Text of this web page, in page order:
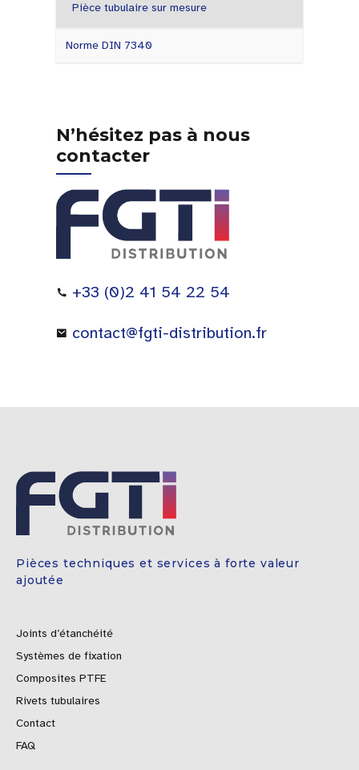
Pièce tubulaire sur mesure
Norme DIN 7340
N’hésitez pas à nous
contacter
+33 (0)2 41 54 22 54
contact@fgti-distribution.fr
Pièces techniques et services à forte valeur
ajoutée
Joints d’étanchéité
Systèmes de fixation
Composites PTFE
Rivets tubulaires
Contact
FAQ